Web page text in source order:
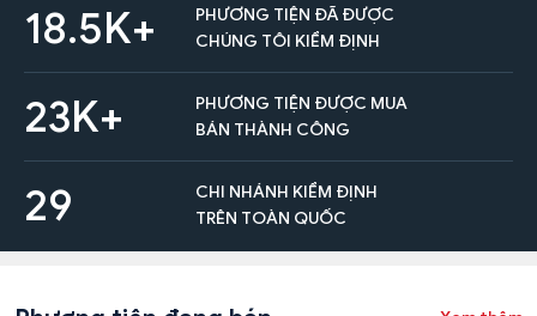
18.5K+
PHƯƠNG TIỆN ĐÃ ĐƯỢC
CHÚNG TÔI KIỂM ĐỊNH
23K+
PHƯƠNG TIỆN ĐƯỢC MUA
BÁN THÀNH CÔNG
29
CHI NHÁNH KIỂM ĐỊNH
TRÊN TOÀN QUỐC